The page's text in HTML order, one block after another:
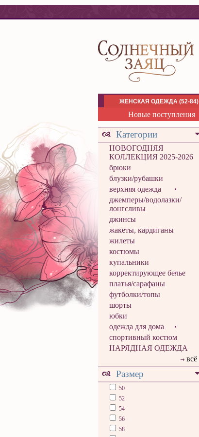
ЖЕНСКАЯ ОДЕЖДА (52-84)
Новые поступления
Категории
НОВОГОДНЯЯ
КОЛЛЕКЦИЯ 2025-2026
брюки
блузки/рубашки
верхняя одежда
джемперы/водолазки/
лонгсливы
джинсы
жакеты, кардиганы
жилеты
костюмы
купальники
корректирующее белье
платья/сарафаны
футболки/топы
шорты
юбки
одежда для дома
спортивный костюм
НАРЯДНАЯ ОДЕЖДА
всё
Размер
50
52
54
56
58